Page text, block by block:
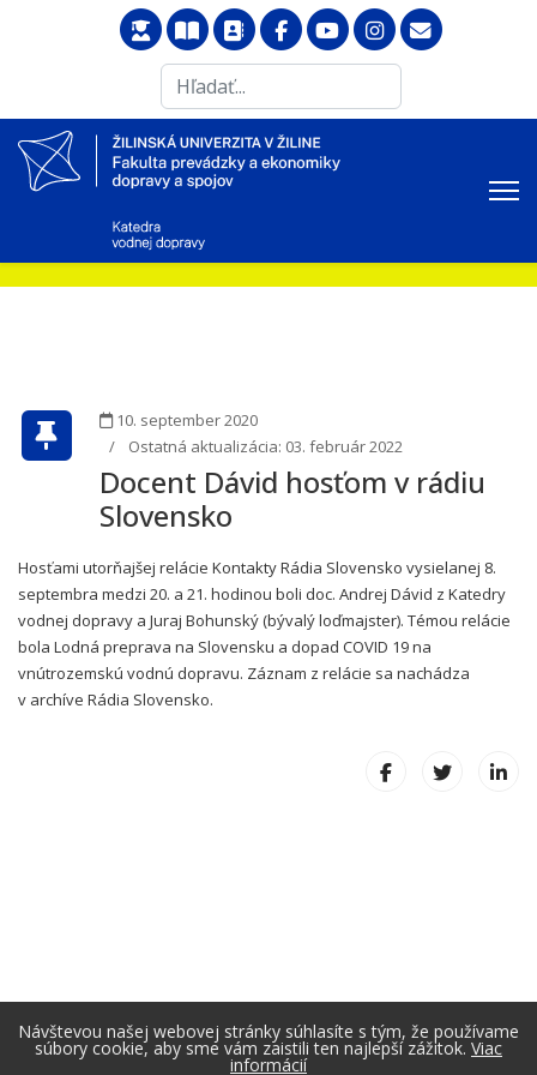
...
10. september 2020
Ostatná aktualizácia: 03. február 2022
Docent Dávid hosťom v rádiu
Slovensko
Hosťami utorňajšej relácie Kontakty Rádia Slovensko vysielanej 8.
septembra medzi 20. a 21. hodinou boli doc. Andrej Dávid z Katedry
vodnej dopravy a Juraj Bohunský (bývalý loďmajster). Témou relácie
bola Lodná preprava na Slovensku a dopad COVID 19 na
vnútrozemskú vodnú dopravu. Záznam z relácie sa nachádza
v archíve Rádia Slovensko.
Návštevou našej webovej stránky súhlasíte s tým, že používame
súbory cookie, aby sme vám zaistili ten najlepší zážitok. Viac
informácií